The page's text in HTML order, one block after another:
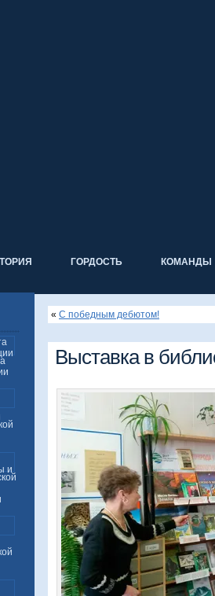
ГОРДОСТЬ КОМАНДЫ
« С победным дебютом!
Выставка в